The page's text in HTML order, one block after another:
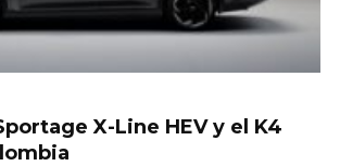
X-Line HEV y el K4